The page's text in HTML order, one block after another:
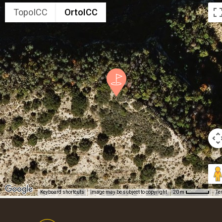
TopoICC OrtoICC
Keyboard shortcuts Image may be subject to copyright 20 m